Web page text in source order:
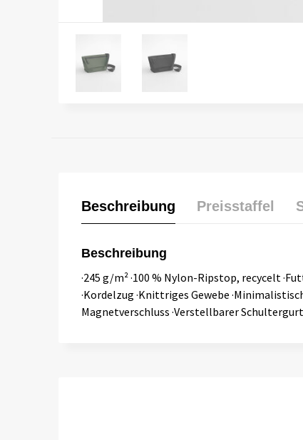
Beschreibung Preisstaffel
Beschreibung
·245 g/m² ·100 % Nylon-Ripstop, recycelt
·Kordelzug ·Knittriges Gewebe
Magnetverschluss ·Verstellbarer